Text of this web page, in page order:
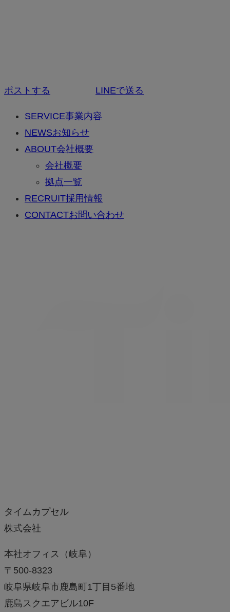
ポストする LINEで送る
SERVICE事業内容
NEWSお知らせ
ABOUT会社概要
会社概要
拠点一覧
RECRUIT採用情報
CONTACTお問い合わせ
タイムカプセル
株式会社
本社オフィス（岐阜）
〒500-8323
岐阜県岐阜市鹿島町1丁目5番地
鹿島スクエアビル10F